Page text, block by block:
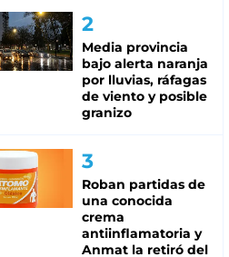
Media provincia
bajo alerta naranja
por lluvias, ráfagas
de viento y posible
granizo
Roban partidas de
una conocida
crema
antiinflamatoria y
Anmat la retiró del